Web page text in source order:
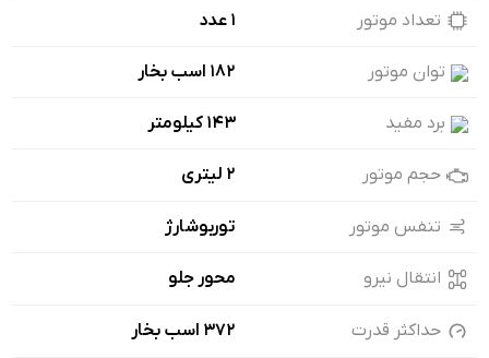
تعداد موتور 1 عدد
توان موتور ۱۸۲ اسب بخار
برد مفید 143 کیلومتر
حجم موتور 2 لیتری
تنفس موتور توربوشارژ
انتقال نیرو محور جلو
حداکثر قدرت 372 اسب بخار